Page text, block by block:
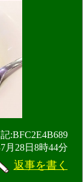
記:BFC2E4B689
月28日8時44分
返事を書く